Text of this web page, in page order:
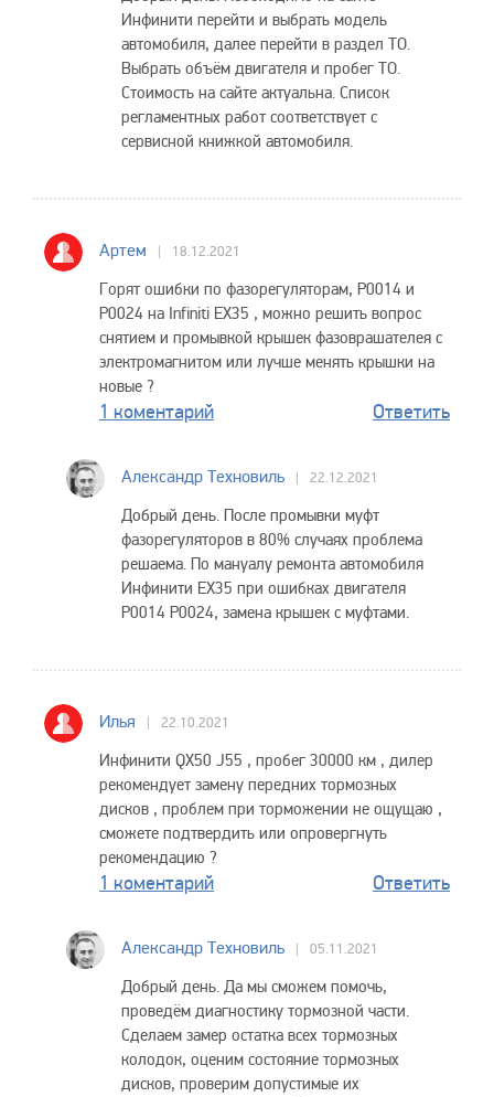
Инфинити перейти и выбрать модель
автомобиля, далее перейти в раздел ТО.
Выбрать объём двигателя и пробег ТО.
Стоимость на сайте актуальна. Список
регламентных работ соответствует с
сервисной книжкой автомобиля.
Артем 18.12.2021
Горят ошибки по фазорегуляторам, P0014 и
P0024 на Infiniti EX35 , можно решить вопрос
снятием и промывкой крышек фазоврашателея с
электромагнитом или лучше менять крышки на
новые ?
1 коментарий Ответить
Александр Техновиль 22.12.2021
Добрый день. После промывки муфт
фазорегуляторов в 80% случаях проблема
решаема. По мануалу ремонта автомобиля
Инфинити EX35 при ошибках двигателя
Р0014 Р0024, замена крышек с муфтами.
Илья 22.10.2021
Инфинити QX50 J55 , пробег 30000 км , дилер
рекомендует замену передних тормозных
дисков , проблем при торможении не ощущаю ,
сможете подтвердить или опровергнуть
рекомендацию ?
1 коментарий Ответить
Александр Техновиль 05.11.2021
Добрый день. Да мы сможем помочь,
проведём диагностику тормозной части.
Сделаем замер остатка всех тормозных
колодок, оценим состояние тормозных
дисков, проверим допустимые их